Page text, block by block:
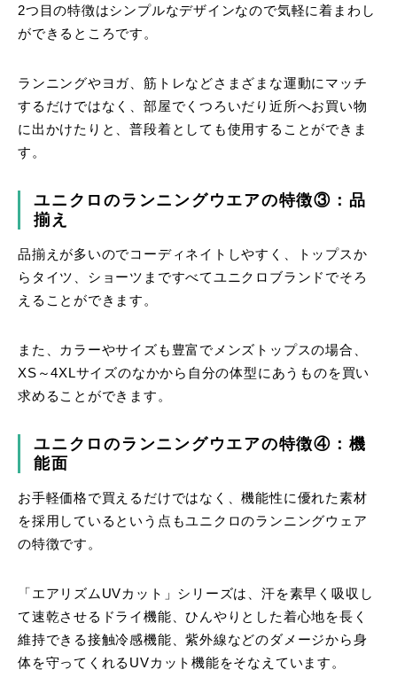
2つ目の特徴はシンプルなデザインなので気軽に着まわし
ができるところです。
ランニングやヨガ、筋トレなどさまざまな運動にマッチ
するだけではなく、部屋でくつろいだり近所へお買い物
に出かけたりと、普段着としても使用することができま
す。
ユニクロのランニングウエアの特徴③：品
揃え
品揃えが多いのでコーディネイトしやすく、トップスか
らタイツ、ショーツまですべてユニクロブランドでそろ
えることができます。
また、カラーやサイズも豊富でメンズトップスの場合、
XS～4XLサイズのなかから自分の体型にあうものを買い
求めることができます。
ユニクロのランニングウエアの特徴④：機
能面
お手軽価格で買えるだけではなく、機能性に優れた素材
を採用しているという点もユニクロのランニングウェア
の特徴です。
「エアリズムUVカット」シリーズは、汗を素早く吸収し
て速乾させるドライ機能、ひんやりとした着心地を長く
維持できる接触冷感機能、紫外線などのダメージから身
体を守ってくれるUVカット機能をそなえています。